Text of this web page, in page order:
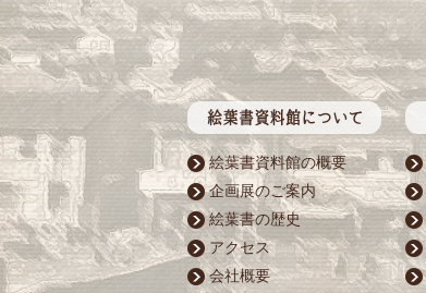
絵葉書資料館の概要
企画展のご案内
絵葉書の歴史
アクセス
会社概要